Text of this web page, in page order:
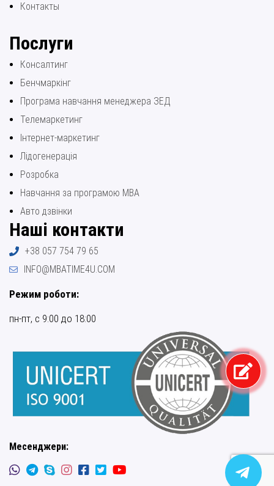
Контакты
Послуги
Консалтинг
Бенчмаркінг
Програма навчання менеджера ЗЕД
Телемаркетинг
Інтернет-маркетинг
Лідогенерація
Розробка
Навчання за програмою МВА
Авто дзвінки
Наші контакти
+38 057 754 79 65
INFO@MBATIME4U.COM
Режим роботи:
пн-пт, с 9:00 до 18:00
Месенджери: